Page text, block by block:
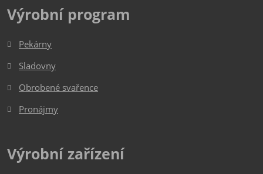
Výrobní program
Pekárny
Sladovny
Obrobené svařence
Pronájmy
Výrobní zařízení